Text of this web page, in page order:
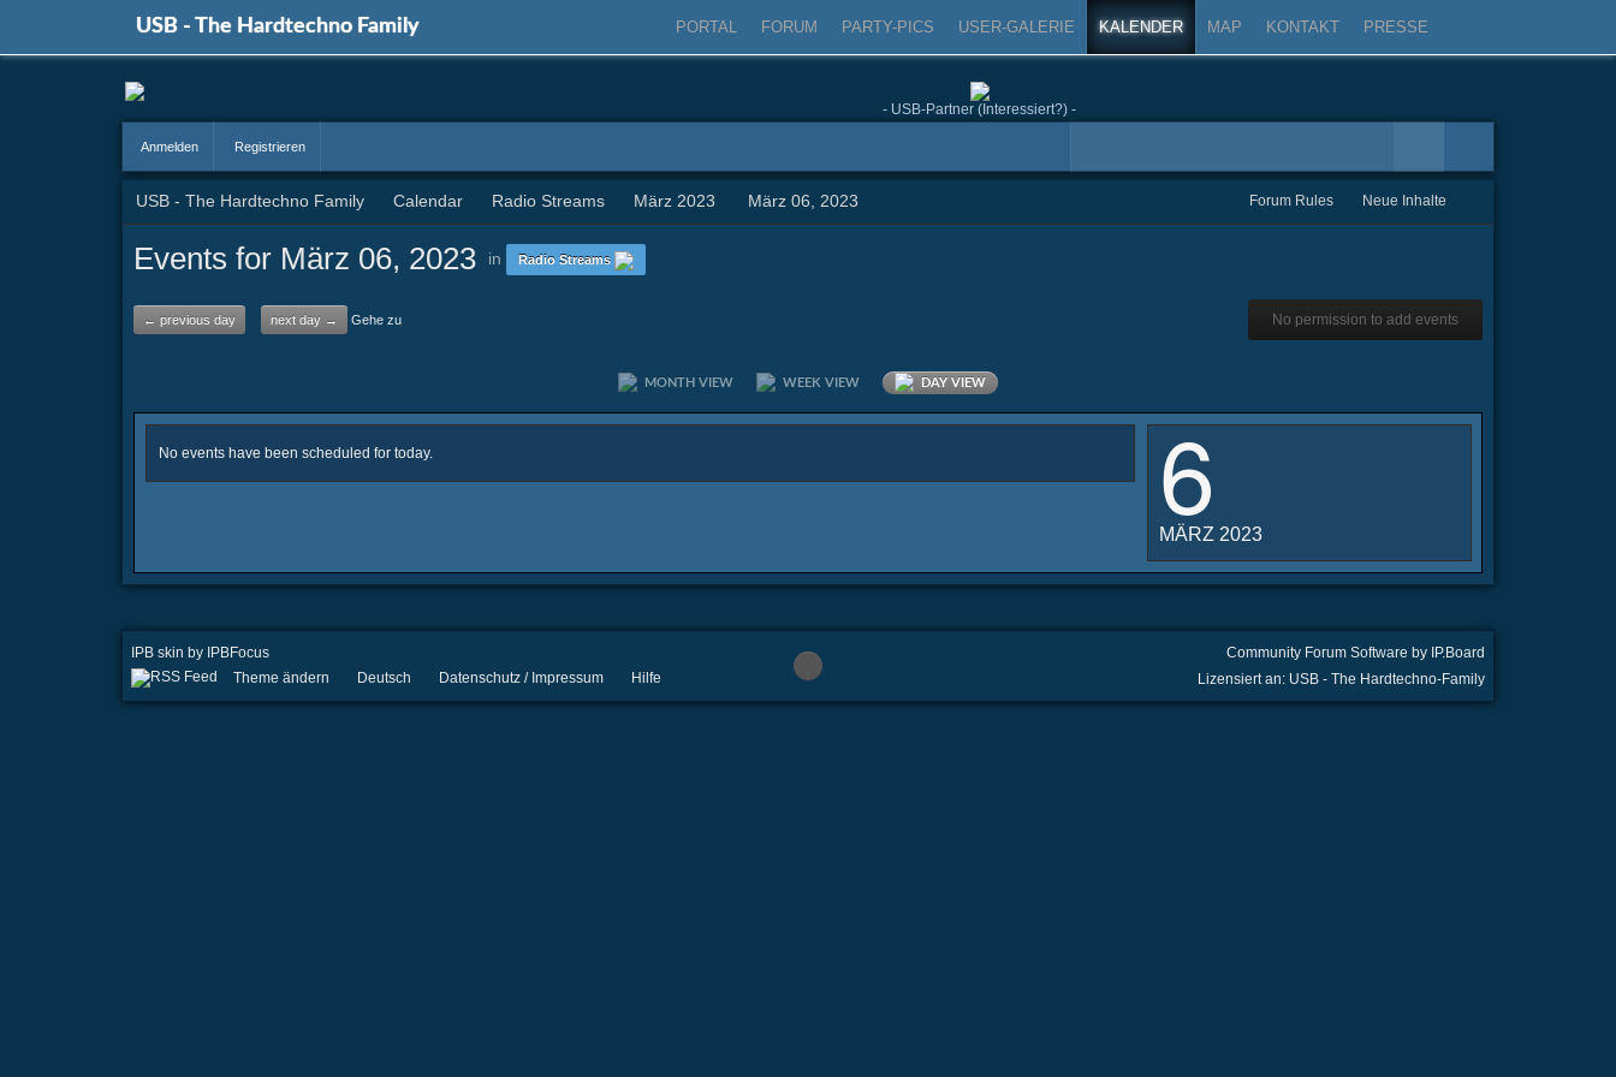
USB - The Hardtechno Family PORTAL FORUM PARTY-PICS USER-GALERIE KALENDER MAP KONTAKT PRESSE
- USB-Partner (Interessiert?) -
Anmelden Registrieren
USB - The Hardtechno Family Calendar Radio Streams März 2023 März 06, 2023 Forum Rules Neue Inhalte
Events for März 06, 2023 in Radio Streams
← previous day next day → Gehe zu No permission to add events
MONTH VIEW WEEK VIEW DAY VIEW
No events have been scheduled for today. 6
MÄRZ 2023
IPB skin by IPBFocus
Community Forum Software by IP.Board
Lizensiert an: USB - The Hardtechno-Family
Theme ändern Deutsch Datenschutz / Impressum Hilfe